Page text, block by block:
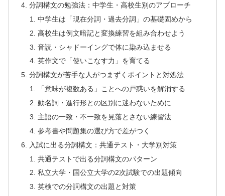
分詞構文の勉強法：中学生・高校生別のアプローチ
中学生は「現在分詞・過去分詞」の基礎固めから
高校生は例文暗記と変換練習を組み合わせよう
音読・シャドーイングで体に染み込ませる
英作文で「使いこなす力」を育てる
分詞構文が苦手な人がつまずくポイントと対処法
「意味が複数ある」ことへの戸惑いを解消する
動名詞・進行形との区別に迷わないために
主語の一致・不一致を見落とさない練習法
参考書や問題集の選び方で差がつく
入試に出る分詞構文：共通テスト・大学別対策
共通テストで出る分詞構文のパターン
私立大学・国公立大学の2次試験での出題傾向
英検での分詞構文の出題と対策